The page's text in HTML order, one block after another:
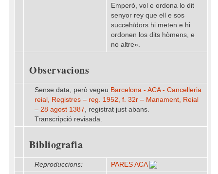
Emperò, vol e ordona lo dit
senyor rey que ell e sos
succehïdors hi meten e hi
ordonen los dits hòmens, e
no altre».
Observacions
Sense data, però vegeu Barcelona - ACA - Cancelleria
reial, Registres – reg. 1952, f. 32r – Manament, Reial
– 28 agost 1387, registrat just abans.
Transcripció revisada.
Bibliografia
Reproduccions:
PARES ACA